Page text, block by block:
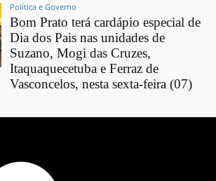
Política e Governo
Bom Prato terá cardápio especial de
Dia dos Pais nas unidades de
Suzano, Mogi das Cruzes,
Itaquaquecetuba e Ferraz de
Vasconcelos, nesta sexta-feira (07)